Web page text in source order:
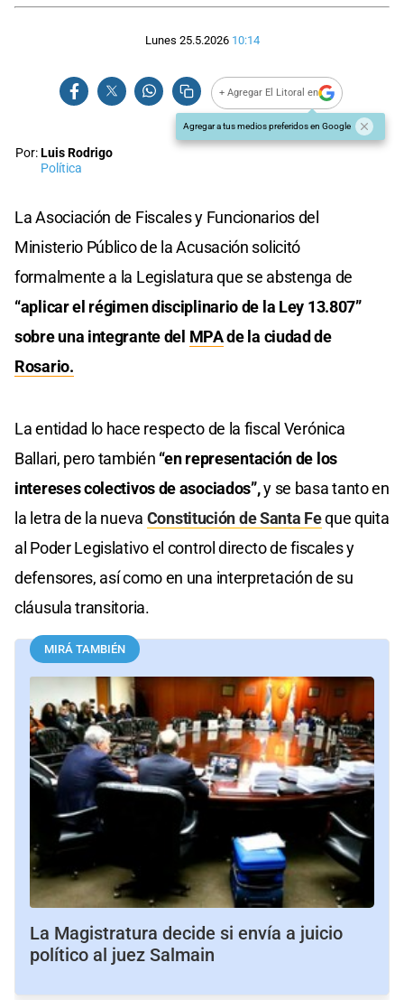
Lunes 25.5.2026 10:14
+ Agregar El Litoral en
Agregar a tus medios preferidos en Google
Por:Luis Rodrigo
Política
La Asociación de Fiscales y Funcionarios del
Ministerio Público de la Acusación solicitó
formalmente a la Legislatura que se abstenga de
“aplicar el régimen disciplinario de la Ley 13.807”
sobre una integrante del MPAde la ciudad de
Rosario.
La entidad lo hace respecto de la fiscal Verónica
Ballari, pero también “en representación de los
intereses colectivos de asociados”,y se basa tanto en
la letra de la nueva Constitución deSanta Feque quita
al Poder Legislativo el control directo de fiscales y
defensores, así como en una interpretación de su
cláusula transitoria.
MIRÁ TAMBIÉN
La Magistratura decide si envía a juicio
político al juez Salmain